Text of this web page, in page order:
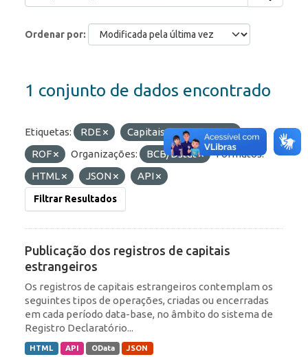
Ordenar por
1 conjunto de dados encontrado
Etiquetas: RDE
Capitais Estrangeiros
ROF
Organizações: BCB/Dstat
Formatos:
HTML
JSON API
Filtrar Resultados
Publicação dos registros de capitais
estrangeiros
Os registros de capitais estrangeiros contemplam os
seguintes tipos de operações, criadas ou encerradas
em cada período data-base, no âmbito do sistema de
Registro Declaratório...
HTML API OData JSON